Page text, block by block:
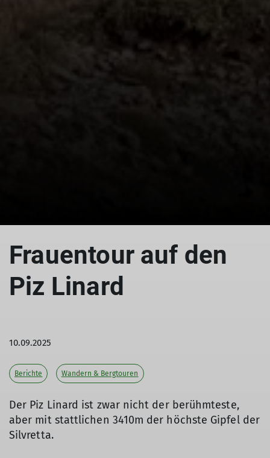
Frauentour auf den
Piz Linard
10.09.2025
Berichte Wandern & Bergtouren
Der Piz Linard ist zwar nicht der berühmteste,
aber mit stattlichen 3410m der höchste Gipfel der
Silvretta.
© dav